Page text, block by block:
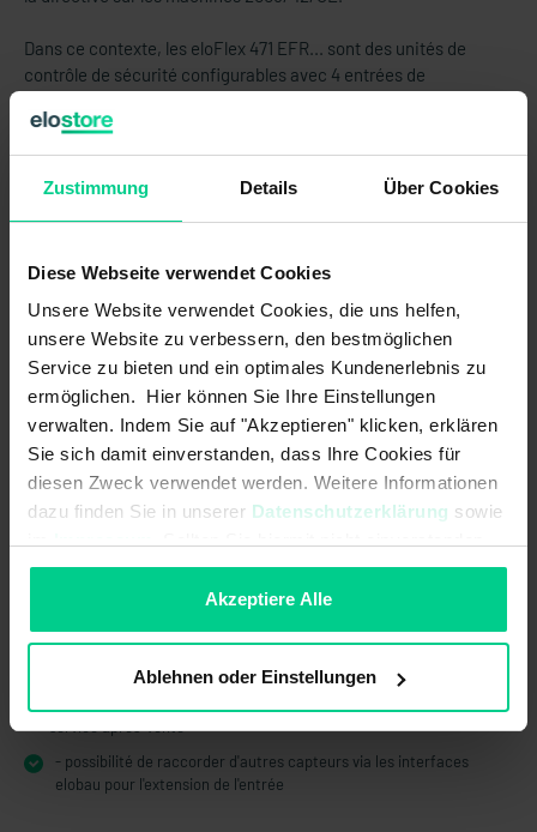
Zustimmung Details Über Cookies
Diese Webseite verwendet Cookies
Unsere Website verwendet Cookies, die uns helfen,
unsere Website zu verbessern, den bestmöglichen
Service zu bieten und ein optimales Kundenerlebnis zu
ermöglichen. Hier können Sie Ihre Einstellungen
verwalten. Indem Sie auf "Akzeptieren" klicken, erklären
Sie sich damit einverstanden, dass Ihre Cookies für
diesen Zweck verwendet werden. Weitere Informationen
dazu finden Sie in unserer Datenschutzerklärung sowie
sein, können Sie die Verwendung von Cookies hier
Akzeptiere Alle
Ablehnen oder Einstellungen
Dans ce contexte, les eloFlex 471 EFR... sont des unités de
contrôle de sécurité configurables avec 4 entrées de
sécurité ainsi que 4 sorties de contrôle.
Les liens logiques internes sont déjà préconfigurés.
878598VPE4).
Caractéristiques du produit
- réalisation de jusqu'à 4 fonctions de sécurité dans une variante
d'appareil (variable selon la variante)
- nombre de sorties de sécurité (relais) adapté aux besoins en
- plus de fonctions pour moins d'espace dans l'armoire de
commande - cela permet de réduire les coûts
elobau
- économique et sûr grâce à l'identification claire de la
service après-vente
- possibilité de raccorder d'autres capteurs via les interfaces
elobau pour l'extension de l'entrée